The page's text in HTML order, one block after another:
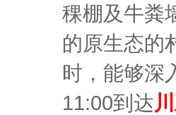
稞棚及牛粪
的原生态的
时，能够深
11:00到达